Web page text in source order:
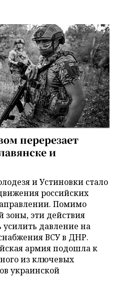
перерезает
и
и Устиновки стало
российских
Помимо
зоны, эти действия
давление на
ВСУ в ДНР.
армия подошла к
из ключевых
украинской